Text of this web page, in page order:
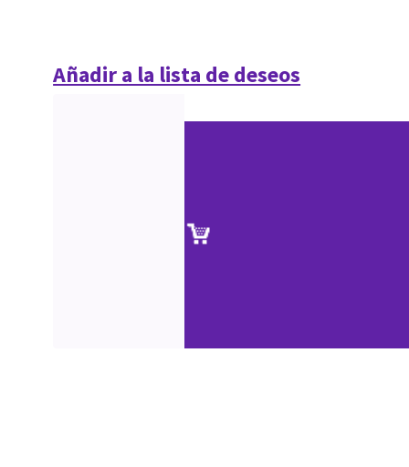
Añadir a la lista de deseos